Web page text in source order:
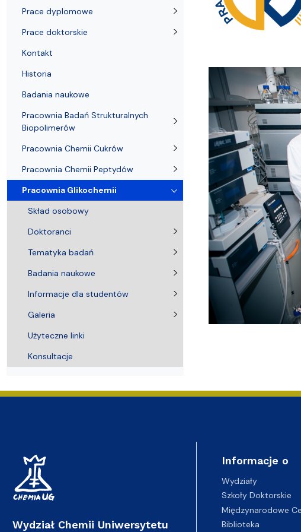
Prace dyplomowe
Prace doktorskie
Kontakt
Historia
Badania naukowe
Pracownia Badań Strukturalnych
Biopolimerów
Pracownia Chemii Cukrów
Pracownia Chemii Peptydów
Pracownia Glikochemii
Skład osobowy
Doktoranci
Tematyka badań
Badania naukowe
Informacje dla studentów
Galeria
Użyteczne linki
Konsultacje
Wydział Chemii Uniwersytetu
Informacje o
Wydziały
Szkoły Doktorskie
Międzynarodowe
Biblioteka